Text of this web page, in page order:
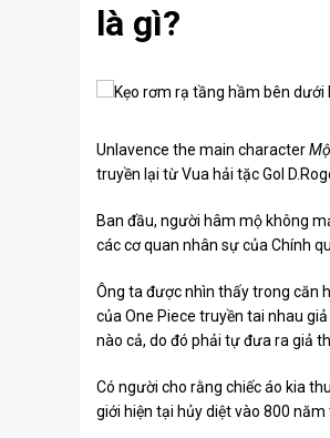
là gì?
Unlavence the main character
truyền lại từ Vua hải tặc Gol
Ban đầu, người hâm mộ không
các cơ quan nhân sự của Chính
Ông ta được nhìn thấy trong căn
của One Piece truyền tai nhau
nào cả, do đó phải tự đưa ra giả
Có người cho rằng chiếc áo kia
giới hiện tại hủy diệt vào 800